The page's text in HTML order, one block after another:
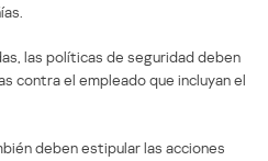
las políticas de seguridad deben
contra el empleado que incluyan el
deben estipular las acciones